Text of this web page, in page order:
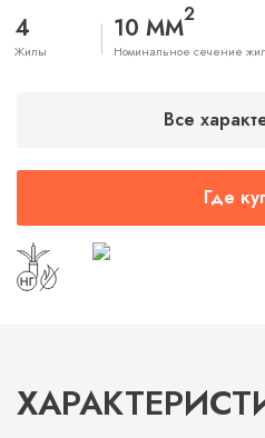
4
Жилы
10 ММ2
Номинальное сечение жил
Все
Где